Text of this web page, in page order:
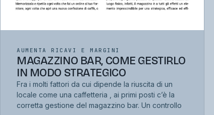
AUMENTA RICAVI E MARGINI
MAGAZZINO BAR, COME GESTIRLO
IN MODO STRATEGICO
Fra i molti fattori da cui dipende la riuscita di un
locale come una caffetteria , ai primi posti c’è la
corretta gestione del magazzino bar. Un controllo